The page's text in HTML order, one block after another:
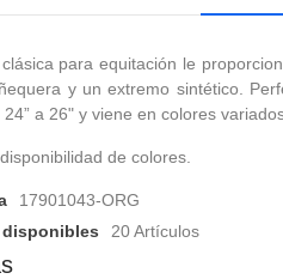
para equitación le
y un extremo sintético.
a 26" y viene en colores
de colores.
17901043-ORG
20 Artículos